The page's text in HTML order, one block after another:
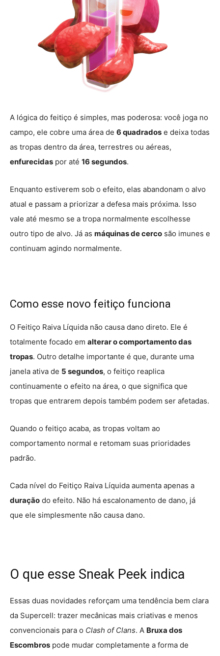
A lógica do feitiço é simples, mas poderosa: você joga no
campo, ele cobre uma área de 6 quadrados e deixa todas
as tropas dentro da área, terrestres ou aéreas,
enfurecidas por até 16 segundos.
Enquanto estiverem sob o efeito, elas abandonam o alvo
atual e passam a priorizar a defesa mais próxima. Isso
vale até mesmo se a tropa normalmente escolhesse
outro tipo de alvo. Já as máquinas de cerco são imunes e
continuam agindo normalmente.
Como esse novo feitiço funciona
O Feitiço Raiva Líquida não causa dano direto. Ele é
totalmente focado em alterar o comportamento das
tropas. Outro detalhe importante é que, durante uma
janela ativa de 5 segundos, o feitiço reaplica
continuamente o efeito na área, o que significa que
tropas que entrarem depois também podem ser afetadas.
Quando o feitiço acaba, as tropas voltam ao
comportamento normal e retomam suas prioridades
padrão.
Cada nível do Feitiço Raiva Líquida aumenta apenas a
duração do efeito. Não há escalonamento de dano, já
que ele simplesmente não causa dano.
O que esse Sneak Peek indica
Essas duas novidades reforçam uma tendência bem clara
da Supercell: trazer mecânicas mais criativas e menos
convencionais para o Clash of Clans. A Bruxa dos
Escombros pode mudar completamente a forma de